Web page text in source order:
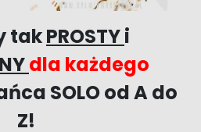
takPROSTYi
dla każdego
SOLOod A do
Z!